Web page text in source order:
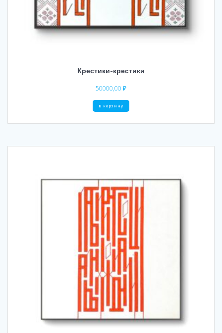
Крестики-крестики
50000,00 ₽
В корзину